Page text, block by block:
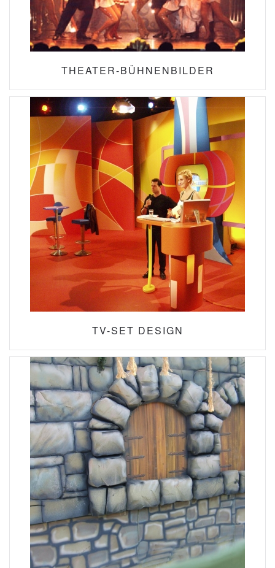
THEATER-BÜHNENBILDER
TV-SET DESIGN